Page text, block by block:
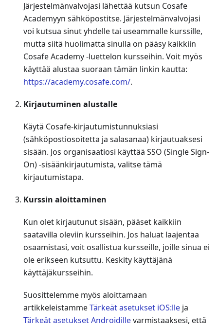
Järjestelmänvalvojasi lähettää kutsun Cosafe
Academyyn sähköpostitse. Järjestelmänvalvojasi
voi kutsua sinut yhdelle tai useammalle kurssille,
mutta siitä huolimatta sinulla on pääsy kaikkiin
Cosafe Academy -luettelon kursseihin. Voit myös
käyttää alustaa suoraan tämän linkin kautta:
https://academy.cosafe.com/.
Kirjautuminen alustalle
Käytä Cosafe-kirjautumistunnuksiasi
(sähköpostiosoitetta ja salasanaa) kirjautuaksesi
sisään. Jos organisaatiosi käyttää SSO (Single Sign-
On) -sisäänkirjautumista, valitse tämä
kirjautumistapa.
Kurssin aloittaminen
Kun olet kirjautunut sisään, pääset kaikkiin
saatavilla oleviin kursseihin. Jos haluat laajentaa
osaamistasi, voit osallistua kursseille, joille sinua ei
ole erikseen kutsuttu. Keskity käyttäjänä
käyttäjäkursseihin.
Suosittelemme myös aloittamaan
artikkeleistammeTärkeät asetukset iOS:lle ja
Tärkeät asetukset Androidillevarmistaaksesi, että